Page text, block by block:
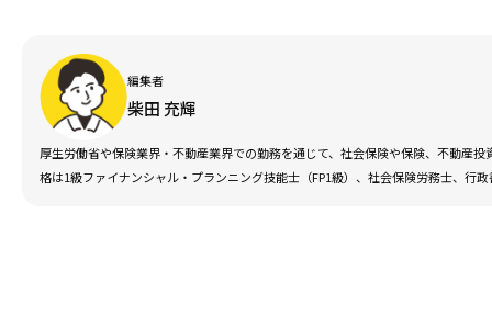
編集者
柴田 充輝
厚生労働省や保険業界・不動産業界での勤務を通じて、社会保険や保険、不動産
格は1級ファイナンシャル・プランニング技能士（FP1級）、社会保険労務士、行